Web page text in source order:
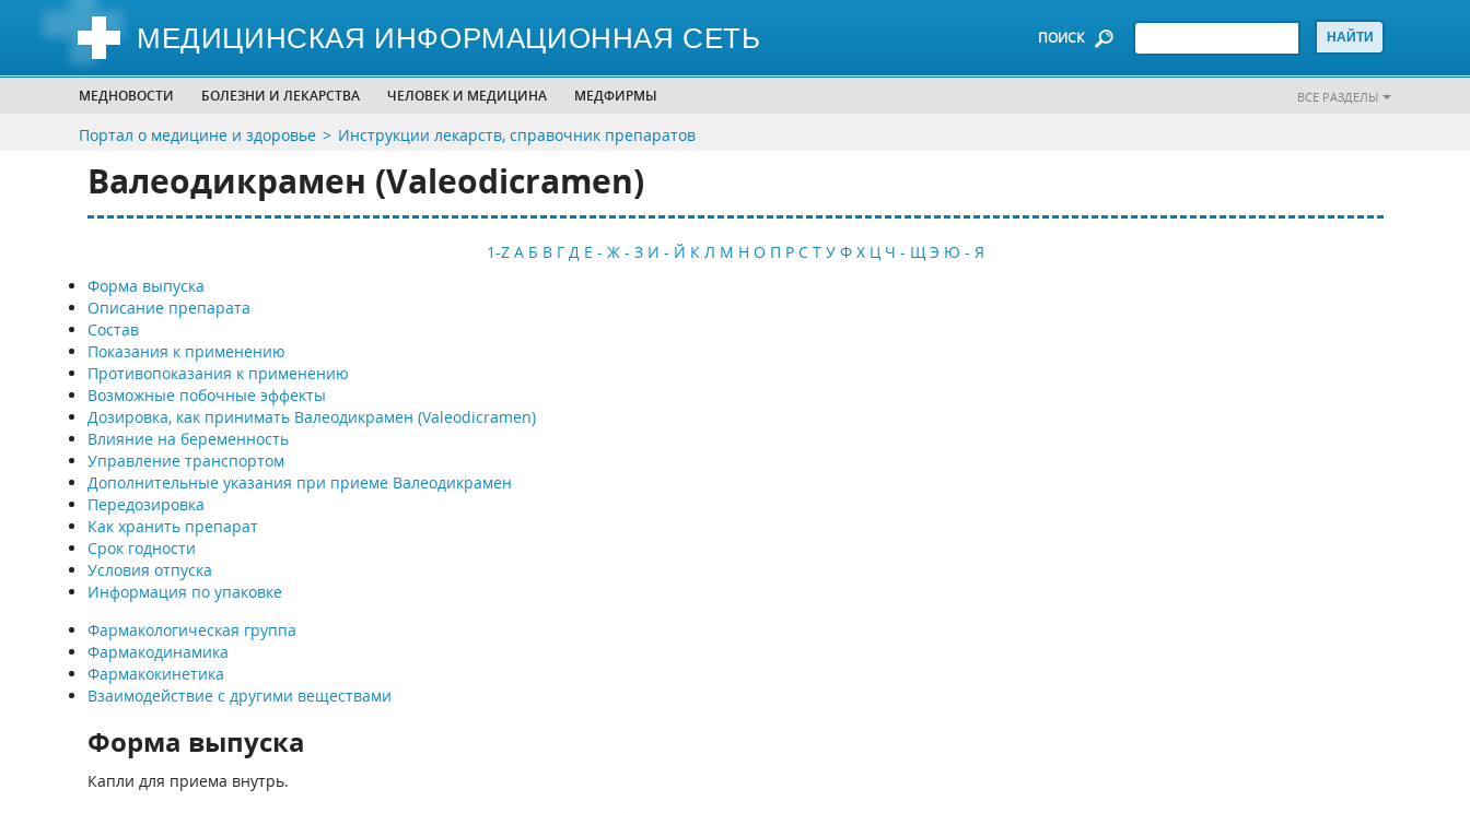
МЕДИЦИНСКАЯ ИНФОРМАЦИОННАЯ СЕТЬ ПОИСК
МЕДНОВОСТИ БОЛЕЗНИ И ЛЕКАРСТВА ЧЕЛОВЕК И МЕДИЦИНА МЕДФИРМЫ ВСЕ РАЗДЕЛЫ
Портал о медицине и здоровье Инструкции лекарств, справочник препаратов
Валеодикрамен (Valeodicramen)
1-Z А Б В Г Д Е - Ж - З И - Й К Л М Н О П Р С Т У Ф Х Ц Ч - Щ Э Ю - Я
Форма выпуска
Описание препарата
Состав
Показания к применению
Противопоказания к применению
Возможные побочные эффекты
Дозировка, как принимать Валеодикрамен (Valeodicramen)
Влияние на беременность
Управление транспортом
Дополнительные указания при приеме Валеодикрамен
Передозировка
Как хранить препарат
Срок годности
Условия отпуска
Информация по упаковке
Фармакологическая группа
Фармакодинамика
Фармакокинетика
Взаимодействие с другими веществами
Форма выпуска
Капли для приема внутрь.